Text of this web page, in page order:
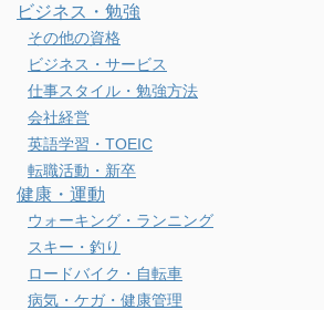
ビジネス・勉強
その他の資格
ビジネス・サービス
仕事スタイル・勉強方法
会社経営
英語学習・TOEIC
転職活動・新卒
健康・運動
ウォーキング・ランニング
スキー・釣り
ロードバイク・自転車
病気・ケガ・健康管理